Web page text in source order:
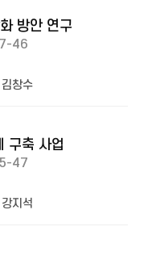
방안 연구
46
김창수
구축 사업
47
강지석